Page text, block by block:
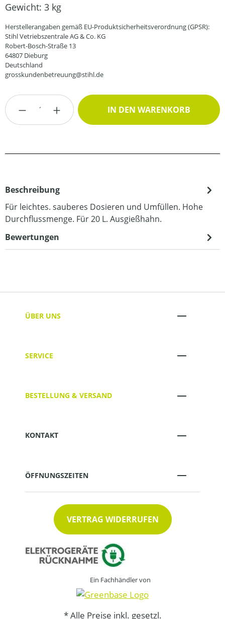
Gewicht: 3 kg
Herstellerangaben gemäß EU-Produktsicherheitsverordnung (GPSR):
Stihl Vetriebszentrale AG & Co. KG
Robert-Bosch-Straße 13
64807 Dieburg
Deutschland
grosskundenbetreuung@stihl.de
Produkt Anzahl: Gib den gewünschten
IN DEN WARENKORB
Beschreibung
Für leichtes. sauberes Dosieren und Umfüllen. Hohe
Durchflussmenge. Für 20 L. Ausgießhahn.
Bewertungen
ÜBER UNS
SERVICE
BESTELLUNG & VERSAND
KONTAKT
ÖFFNUNGSZEITEN
VERTRAG WIDERRUFEN
Ein Fachhändler von
* Alle Preise inkl. gesetzl.